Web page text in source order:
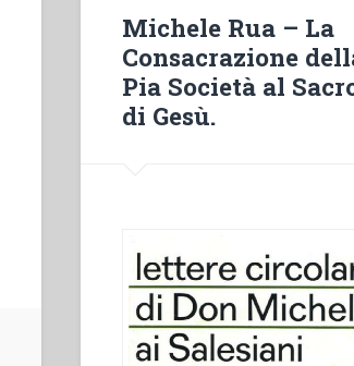
Andrea
Beltrami
sacerdote
salesiano”
Michele Rua – La
Consacrazione
Pia Società al
di Gesù.